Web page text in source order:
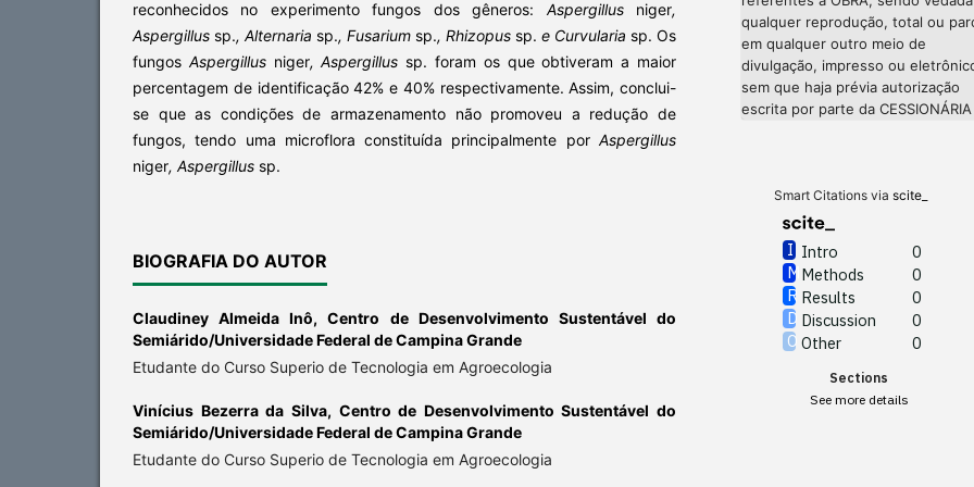
reconhecidos no experimento fungos dos gêneros: Aspergillus niger,
Aspergillus sp., Alternaria sp., Fusarium sp., Rhizopus sp. e Curvularia sp. Os
fungos Aspergillus niger, Aspergillus sp. foram os que obtiveram a maior
percentagem de identificação 42% e 40% respectivamente. Assim, conclui-
se que as condições de armazenamento não promoveu a redução de
fungos, tendo uma microflora constituída principalmente por Aspergillus
niger, Aspergillus sp.
BIOGRAFIA DO AUTOR
Claudiney Almeida Inô,Centro de Desenvolvimento Sustentável do
Semiárido/Universidade Federal de Campina Grande
Etudante do Curso Superio de Tecnologia em Agroecologia
Vinícius Bezerra da Silva, Centro de Desenvolvimento Sustentável do
Semiárido/Universidade Federal de Campina Grande
Etudante do Curso Superio de Tecnologia em Agroecologia
qualquer reprodução, total ou
em qualquer outro meio de
divulgação, impresso ou
sem que haja prévia autorização
escrita por parte da CESSIONÁRIA
Smart Citations via scite_
Intro
0
Methods
0
Results
0
Discussion
0
Other
0
Sections
See more details